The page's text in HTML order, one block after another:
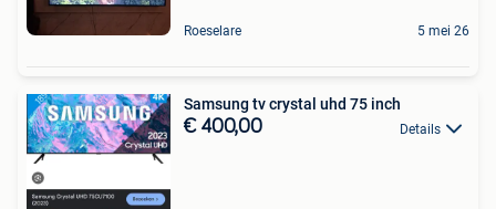
Roeselare 5 mei 26
Samsung tv crystal uhd 75 inch
€ 400,00 Details